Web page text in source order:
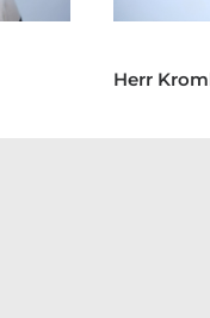
Herr